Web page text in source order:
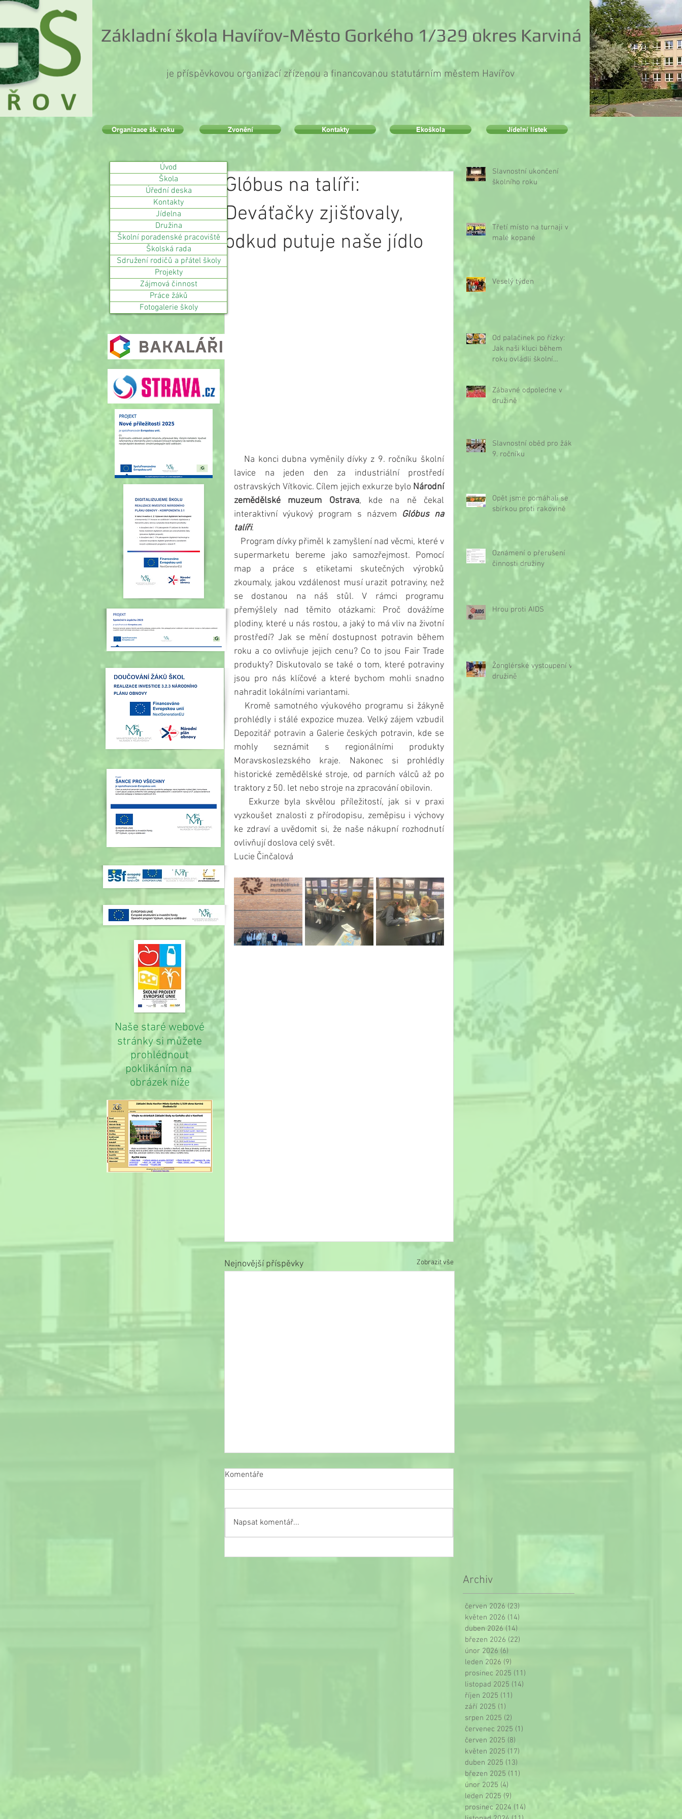
Základní škola Havířov-Město Gorkého 1/329 okres Karviná
je příspěvkovou organizací zřízenou a financovanou statutárním městem Havířov
Glóbus na talíři:
Deváťačky zjišťovaly,
odkud putuje naše jídlo
Na konci dubna vyměnily dívky z 9. ročníku školní
lavice na jeden den za industriální prostředí
ostravských Vítkovic. Cílem jejich exkurze bylo Národní
zemědělské muzeum Ostrava, kde na ně čekal
interaktivní výukový program s názvem
Glóbus na
talíři.
Program dívky přiměl k zamyšlení nad věcmi, které v
supermarketu bereme jako samozřejmost. Pomocí
map a práce s etiketami skutečných výrobků
zkoumaly, jakou vzdálenost musí urazit potraviny, než
se dostanou na náš stůl. V rámci programu
přemýšlely nad těmito otázkami: Proč dovážíme
plodiny, které u nás rostou, a jaký to má vliv na životní
prostředí? Jak se mění dostupnost potravin během
roku a co ovlivňuje jejich cenu? Co to jsou Fair Trade
produkty? Diskutovalo se také o tom, které potraviny
jsou pro nás klíčové a které bychom mohli snadno
nahradit lokálními variantami.
Kromě samotného výukového programu si žákyně
prohlédly i stálé expozice muzea. Velký zájem vzbudil
Depozitář potravin a Galerie českých potravin, kde se
mohly seznámit s regionálními produkty
Moravskoslezského kraje. Nakonec si prohlédly
historické zemědělské stroje, od parních válců až po
traktory z 50. let nebo stroje na zpracování obilovin.
Exkurze byla skvělou příležitostí, jak si v praxi
vyzkoušet znalosti z přírodopisu, zeměpisu i výchovy
ke zdraví a uvědomit si, že naše nákupní rozhodnutí
ovlivňují doslova celý svět.
Lucie Činčalová
Nejnovější příspěvky Zobrazit vše
Slavnostní ukončení školního roku
Komentáře
Napsat komentář...
Slavnostní ukončení
školního roku
Třetí místo na turnaji v
malé kopané
Veselý týden
Od palačinek po řízky:
Jak naši kluci během
roku ovládli školní
kuchyňku
Zábavné odpoledne v
družině
Slavnostní oběd pro žáky
9. ročníku
Opět jsme pomáhali se
sbírkou proti rakovině
Oznámení o přerušení
činnosti družiny
Hrou proti AIDS
Žonglérské vystoupení v
družině
Archiv
červen 2026 (23)
květen 2026 (14)
duben 2026 (14)
březen 2026 (22)
únor 2026 (6)
leden 2026 (9)
prosinec 2025 (11)
listopad 2025 (14)
říjen 2025 (11)
září 2025 (1)
srpen 2025 (2)
červenec 2025 (1)
červen 2025 (8)
květen 2025 (17)
duben 2025 (13)
březen 2025 (11)
únor 2025 (4)
leden 2025 (9)
prosinec 2024 (14)
Organizace šk. roku Zvonění Kontakty Ekoškola Jídelní lístek
Naše staré webové
stránky si můžete
prohlédnout
poklikáním na
obrázek níže
Úvod
Škola
Úřední deska
Kontakty
Jídelna
Družina
Školní poradenské pracoviště
Školská rada
Sdružení rodičů a přátel školy
Projekty
Zájmová činnost
Práce žáků
Fotogalerie školy